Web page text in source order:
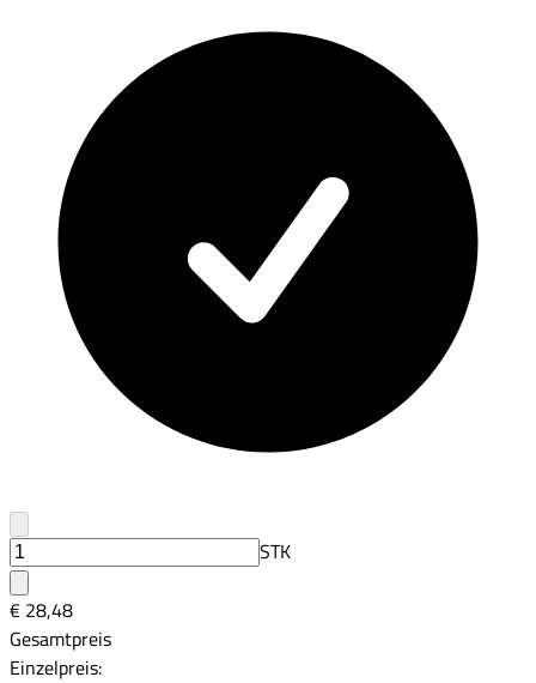
STK
€ 28,48
Gesamtpreis
Einzelpreis: